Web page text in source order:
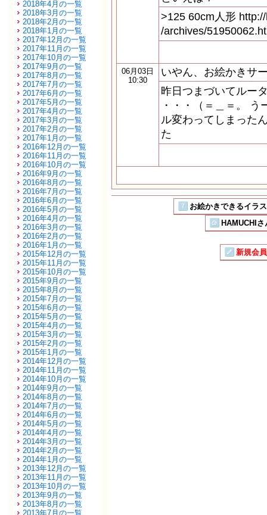
2018年4月の一覧
2018年3月の一覧
2018年2月の一覧
2018年1月の一覧
2017年12月の一覧
2017年11月の一覧
2017年10月の一覧
2017年9月の一覧
2017年8月の一覧
2017年7月の一覧
2017年6月の一覧
2017年5月の一覧
2017年4月の一覧
2017年3月の一覧
2017年2月の一覧
2017年1月の一覧
2016年12月の一覧
2016年11月の一覧
2016年10月の一覧
2016年9月の一覧
2016年8月の一覧
2016年7月の一覧
2016年6月の一覧
2016年5月の一覧
2016年4月の一覧
2016年3月の一覧
2016年2月の一覧
2016年1月の一覧
2015年12月の一覧
2015年11月の一覧
2015年10月の一覧
2015年9月の一覧
2015年8月の一覧
2015年7月の一覧
2015年6月の一覧
2015年5月の一覧
2015年4月の一覧
2015年3月の一覧
2015年2月の一覧
2015年1月の一覧
2014年12月の一覧
2014年11月の一覧
2014年10月の一覧
2014年9月の一覧
2014年8月の一覧
2014年7月の一覧
2014年6月の一覧
2014年5月の一覧
2014年4月の一覧
2014年3月の一覧
2014年2月の一覧
2014年1月の一覧
2013年12月の一覧
2013年11月の一覧
2013年10月の一覧
2013年9月の一覧
2013年8月の一覧
2013年7月の一覧
>125 60cm人形
/archives/
06月03日
10:30
いやん、お絵かきサ
昨日つまづいてルー
・・・（＝＿＝。
ル変わってしまった
た
お絵かきできるイラ
HAMUCHI
新規会